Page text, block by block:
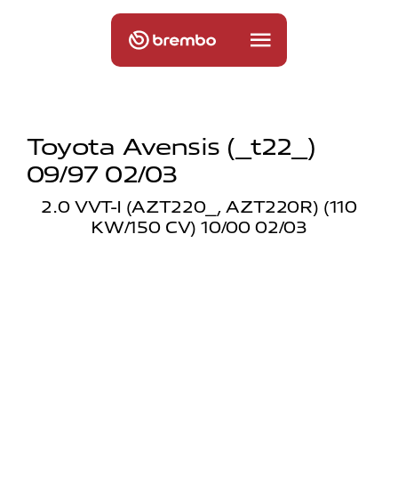
Toyota Avensis (_t22_)
09/97 02/03
2.0 VVT-I (AZT220_, AZT220R) (110
KW/150 CV) 10/00 02/03